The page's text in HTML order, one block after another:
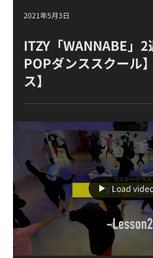
2021年5月3日
ITZY「WANNABE」
POPダンススクール
ス 】
Load